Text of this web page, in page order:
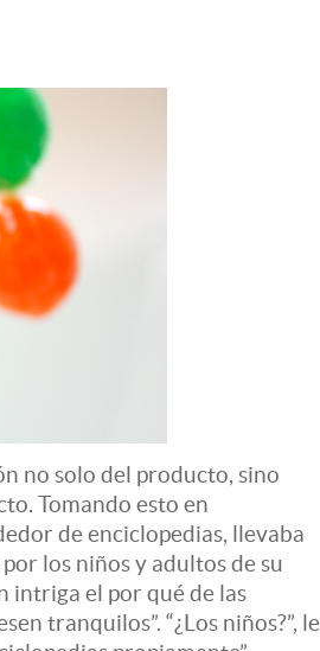
no solo del producto, sino
Tomando esto en
de enciclopedias, llevaba
los niños y adultos de su
intriga el por qué de las
tranquilos”. “¿Los niños?”, le